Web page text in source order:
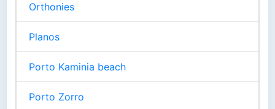
Orthonies
Planos
Porto Kaminia beach
Porto Zorro